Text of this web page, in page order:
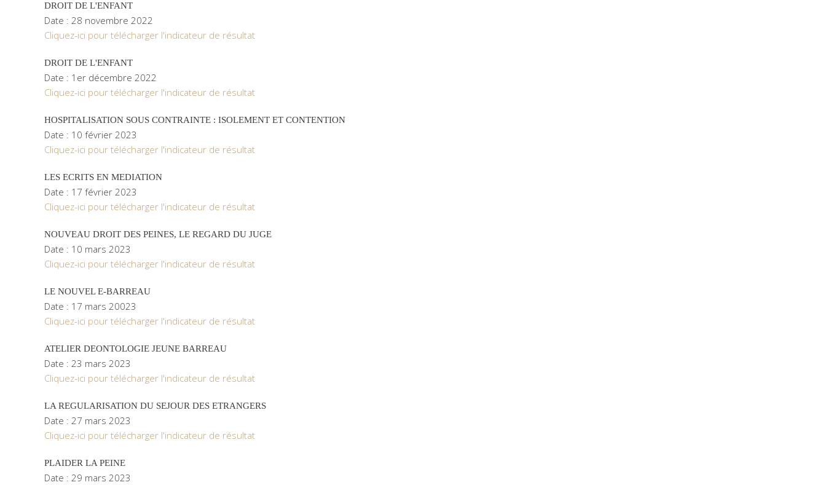
DROIT DE L'ENFANT
Date : 28 novembre 2022
Cliquez-ici pour télécharger l'indicateur de résultat
DROIT DE L'ENFANT
Date : 1er décembre 2022
Cliquez-ici pour télécharger l'indicateur de résultat
HOSPITALISATION SOUS CONTRAINTE : ISOLEMENT ET CONTENTION
Date : 10 février 2023
Cliquez-ici pour télécharger l'indicateur de résultat
LES ECRITS EN MEDIATION
Date : 17 février 2023
Cliquez-ici pour télécharger l'indicateur de résultat
NOUVEAU DROIT DES PEINES, LE REGARD DU JUGE
Date : 10 mars 2023
Cliquez-ici pour télécharger l'indicateur de résultat
LE NOUVEL E-BARREAU
Date : 17 mars 20023
Cliquez-ici pour télécharger l'indicateur de résultat
ATELIER DEONTOLOGIE JEUNE BARREAU
Date : 23 mars 2023
Cliquez-ici pour télécharger l'indicateur de résultat
LA REGULARISATION DU SEJOUR DES ETRANGERS
Date : 27 mars 2023
Cliquez-ici pour télécharger l'indicateur de résultat
PLAIDER LA PEINE
Date : 29 mars 2023